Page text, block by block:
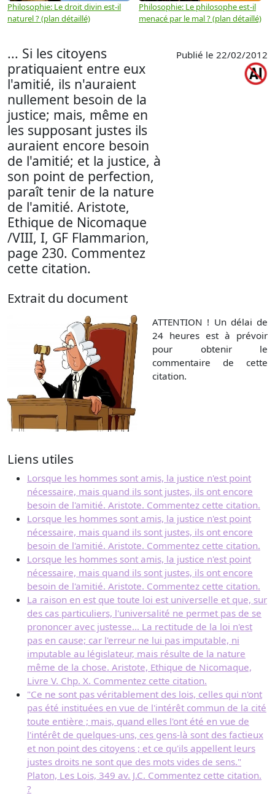
Philosophie: Le droit divin est-il
naturel ? (plan détaillé)
Philosophie: Le philosophe est-il
menacé par le mal ? (plan détaillé)
... Si les citoyens
pratiquaient entre eux
l'amitié, ils n'auraient
nullement besoin de la
justice; mais, même en
les supposant justes ils
auraient encore besoin
de l'amitié; et la justice, à
son point de perfection,
paraît tenir de la nature
de l'amitié. Aristote,
Ethique de Nicomaque
/VIII, I, GF Flammarion,
page 230. Commentez
cette citation.
Publié le 22/02/2012
Extrait du document
ATTENTION ! Un délai de
24 heures est à prévoir
pour obtenir le
commentaire de cette
citation.
Liens utiles
Lorsque les hommes sont amis, la justice n'est point
nécessaire, mais quand ils sont justes, ils ont encore
besoin de l'amitié. Aristote. Commentez cette citation.
Lorsque les hommes sont amis, la justice n'est point
nécessaire, mais quand ils sont justes, ils ont encore
besoin de l'amitié. Aristote. Commentez cette citation.
Lorsque les hommes sont amis, la justice n'est point
nécessaire, mais quand ils sont justes, ils ont encore
besoin de l'amitié. Aristote. Commentez cette citation.
La raison en est que toute loi est universelle et que, sur
des cas particuliers, l'universalité ne permet pas de se
prononcer avec justesse... La rectitude de la loi n'est
pas en cause; car l'erreur ne lui pas imputable, ni
imputable au législateur, mais résulte de la nature
même de la chose. Aristote, Ethique de Nicomaque,
Livre V. Chp. X. Commentez cette citation.
"Ce ne sont pas véritablement des lois, celles qui n'ont
pas été instituées en vue de l'intérêt commun de la cité
toute entière ; mais, quand elles l'ont été en vue de
l'intérêt de quelques-uns, ces gens-là sont des factieux
et non point des citoyens ; et ce qu'ils appellent leurs
justes droits ne sont que des mots vides de sens."
Platon, Les Lois, 349 av. J.C. Commentez cette citation.
?